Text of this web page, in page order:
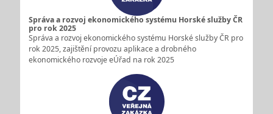
Správa a rozvoj ekonomického systému Horské služby ČR
pro rok 2025
Správa a rozvoj ekonomického systému Horské služby ČR pro
rok 2025, zajištění provozu aplikace a drobného
ekonomického rozvoje eÚřad na rok 2025